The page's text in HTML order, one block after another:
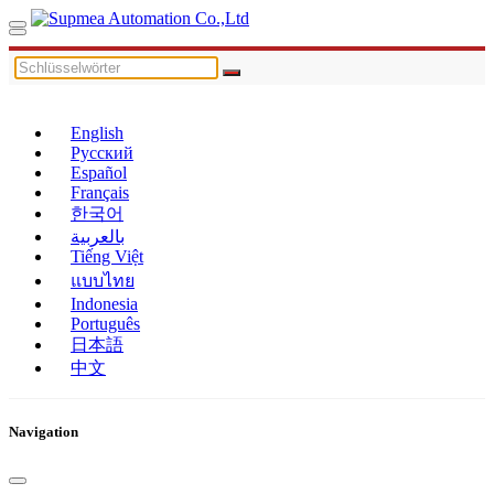
English
Русский
Español
Français
한국어
بالعربية
Tiếng Việt
แบบไทย
Indonesia
Português
日本語
中文
Navigation